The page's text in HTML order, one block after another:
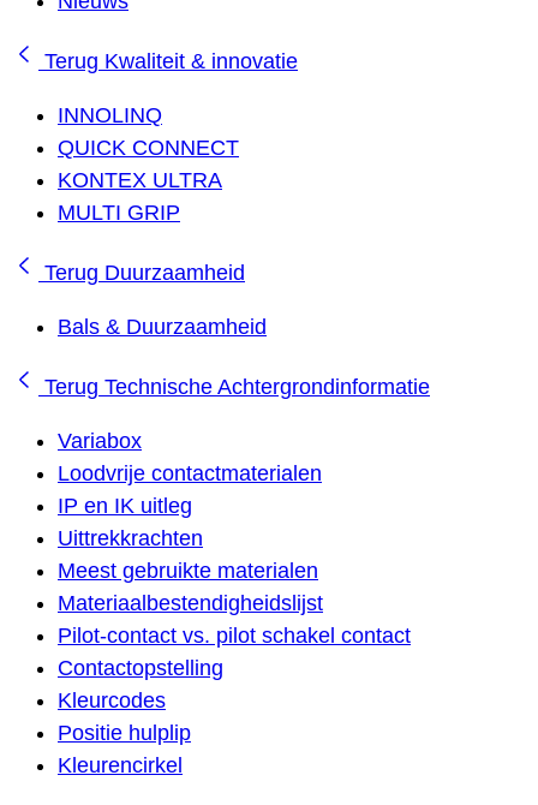
Terug Kwaliteit & innovatie
INNOLINQ
QUICK CONNECT
KONTEX ULTRA
MULTI GRIP
Terug Duurzaamheid
Bals & Duurzaamheid
Terug Technische Achtergrondinformatie
Variabox
Loodvrije contactmaterialen
IP en IK uitleg
Uittrekkrachten
Meest gebruikte materialen
Materiaalbestendigheidslijst
Pilot-contact vs. pilot schakel contact
Contactopstelling
Kleurcodes
Positie hulplip
Kleurencirkel